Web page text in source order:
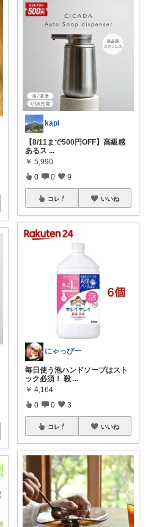
kapi
【8/11まで500円OFF】高級感
あるス ...
￥ 5,990
0 0 9
コレ いいね
にゃっぴー
毎日使う泡ハンドソープはスト
ック必須！ 殺 ...
￥ 4,164
0 0 3
コレ いいね